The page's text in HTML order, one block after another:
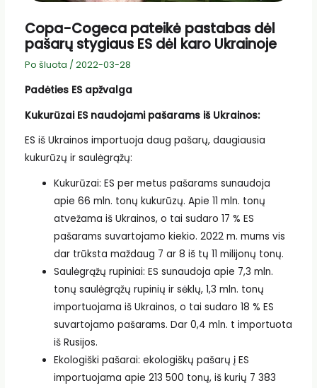
Copa-Cogeca pateikė pastabas dėl
pašarų stygiaus ES dėl karo Ukrainoje
Po šluota / 2022-03-28
Padėties ES apžvalga
Kukurūzai ES naudojami pašarams iš Ukrainos:
ES iš Ukrainos importuoja daug pašarų, daugiausia
kukurūzų ir saulėgrąžų:
Kukurūzai: ES per metus pašarams sunaudoja
apie 66 mln. tonų kukurūzų. Apie 11 mln. tonų
atvežama iš Ukrainos, o tai sudaro 17 % ES
pašarams suvartojamo kiekio. 2022 m. mums vis
dar trūksta maždaug 7 ar 8 iš tų 11 milijonų tonų.
Saulėgrąžų rupiniai: ES sunaudoja apie 7,3 mln.
tonų saulėgrąžų rupinių ir sėklų, 1,3 mln. tonų
importuojama iš Ukrainos, o tai sudaro 18 % ES
suvartojamo pašarams. Dar 0,4 mln. t importuota
iš Rusijos.
Ekologiški pašarai: ekologiškų pašarų į ES
importuojama apie 213 500 tonų, iš kurių 7 383